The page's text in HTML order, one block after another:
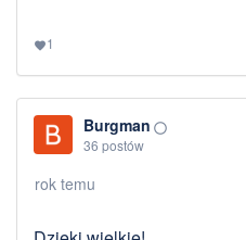
favorite1
Burgman panorama_fish_eye
36 postów
rok temu